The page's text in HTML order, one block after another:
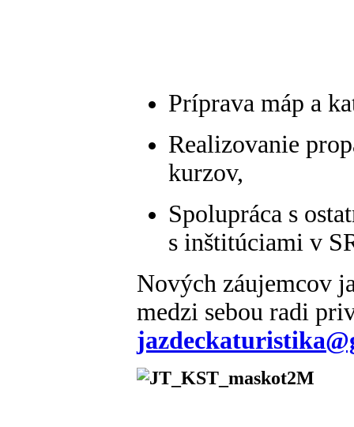
Príprava máp a
Realizovanie
kurzov,
Spolupráca s
s inštitúciami v
Nových záujemcov
medzi sebou radi